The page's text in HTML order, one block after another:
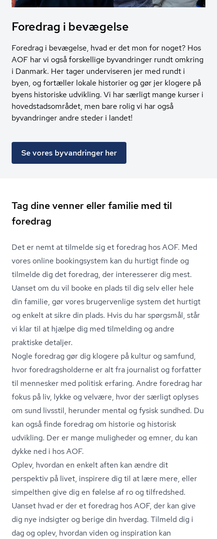
Foredrag i bevægelse
Foredrag i bevægelse, hvad er det mon for noget? Hos
AOF har vi også forskellige byvandringer rundt omkring
i Danmark. Her tager underviseren jer med rundt i
byen, og fortæller lokale historier og gør jer klogere på
byens historiske udvikling. Vi har særligt mange kurser i
hovedstadsområdet, men bare rolig vi har også
byvandringer andre steder i landet!
Se vores byvandringer her
Tag dine venner eller familie med til
foredrag
Det er nemt at tilmelde sig et foredrag hos AOF. Med
vores online bookingsystem kan du hurtigt finde og
tilmelde dig det foredrag, der interesserer dig mest.
Uanset om du vil booke en plads til dig selv eller hele
din familie, gør vores brugervenlige system det hurtigt
og enkelt at sikre din plads. Hvis du har spørgsmål, står
vi klar til at hjælpe dig med tilmelding og andre
praktiske detaljer.
Nogle foredrag gør dig klogere på kultur og samfund,
hvor fored­rags­hol­der­ne er alt fra journalist og forfatter
til mennesker med politisk erfaring. Andre foredrag har
fokus på liv, lykke og velvære, hvor der særligt oplyses
om sund livsstil, herunder mental og fysisk sundhed. Du
kan også finde foredrag om historie og historisk
udvikling. Der er mange muligheder og emner, du kan
dykke ned i hos AOF.
Oplev, hvordan en enkelt aften kan ændre dit
perspektiv på livet, inspirere dig til at lære mere, eller
simpelthen give dig en følelse af ro og tilfredshed.
Uanset hvad er der et foredrag hos AOF, der kan give
dig nye indsigter og berige din hverdag. Tilmeld dig i
dag og oplev, hvordan viden og inspiration kan